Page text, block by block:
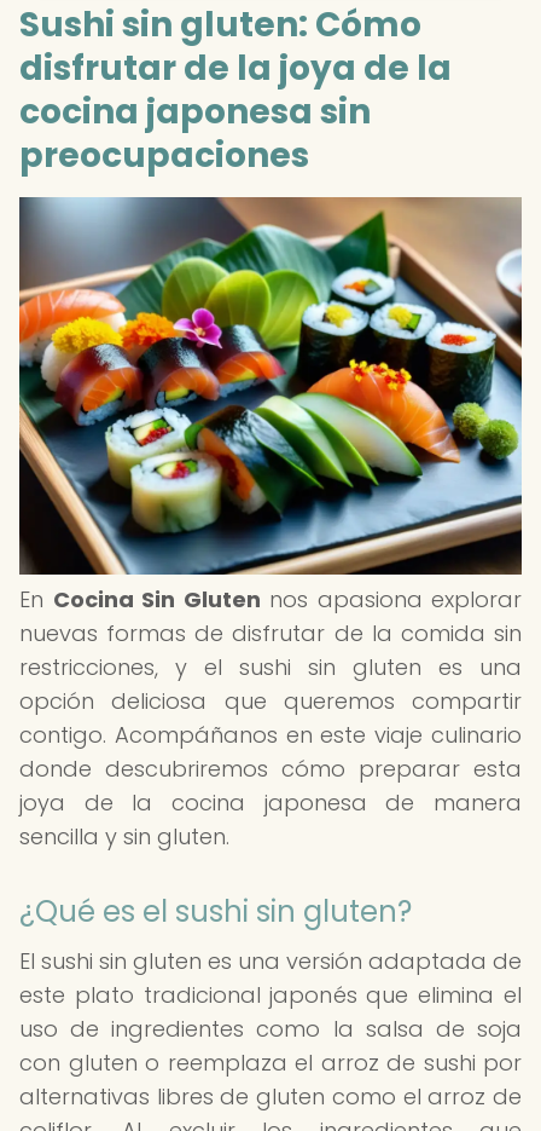
Sushi sin gluten: Cómo
disfrutar de la joya de la
cocina japonesa sin
preocupaciones
En Cocina Sin Gluten nos apasiona explorar
nuevas formas de disfrutar de la comida sin
restricciones, y el sushi sin gluten es una
opción deliciosa que queremos compartir
contigo. Acompáñanos en este viaje culinario
donde descubriremos cómo preparar esta
joya de la cocina japonesa de manera
sencilla y sin gluten.
¿Qué es el sushi sin gluten?
El sushi sin gluten es una versión adaptada de
este plato tradicional japonés que elimina el
uso de ingredientes como la salsa de soja
con gluten o reemplaza el arroz de sushi por
alternativas libres de gluten como el arroz de